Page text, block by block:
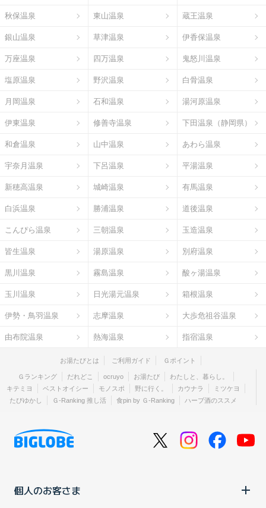
秋保温泉 東山温泉 蔵王温泉
銀山温泉 草津温泉 伊香保温泉
万座温泉 四万温泉 鬼怒川温泉
塩原温泉 野沢温泉 白骨温泉
月岡温泉 石和温泉 湯河原温泉
伊東温泉 修善寺温泉 下田温泉（静岡県）
和倉温泉 山中温泉 あわら温泉
宇奈月温泉 下呂温泉 平湯温泉
新穂高温泉 城崎温泉 有馬温泉
白浜温泉 勝浦温泉 道後温泉
こんぴら温泉 三朝温泉 玉造温泉
皆生温泉 湯原温泉 別府温泉
黒川温泉 霧島温泉 酸ヶ湯温泉
玉川温泉 日光湯元温泉 箱根温泉
伊勢・鳥羽温泉 志摩温泉 大歩危祖谷温泉
由布院温泉 熱海温泉 指宿温泉
お湯たびとは ご利用ガイド Ｇポイント
Ｇランキング だれどこ ocruyo お湯たび
わたしと、暮らし。
キテミヨ
ベストオイシー モノスポ 野に行く。 カウナラ
ミツケヨ
たびゆかし
Ｇ-Ranking 推し活 食pin by Ｇ-Ranking ハーブ酒のススメ
個人のお客さま